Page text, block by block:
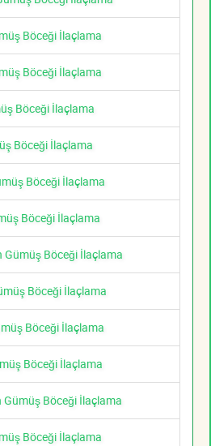
Böceği İlaçlama
Böceği İlaçlama
Böceği İlaçlama
Böceği İlaçlama
Böceği İlaçlama
Böceği İlaçlama
Böceği İlaçlama
Böceği İlaçlama
Böceği İlaçlama
Böceği İlaçlama
Gümüş Böceği İlaçlama
Böceği İlaçlama